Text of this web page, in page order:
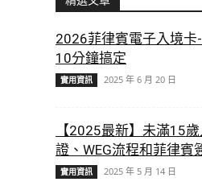
2026菲律賓電子入境卡
10分鐘搞定
實用資訊 2025 年 6 月 20 日
【2025最新】未滿15
證、WEG流程和菲律賓
實用資訊 2025 年 5 月 14 日